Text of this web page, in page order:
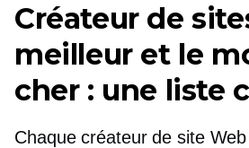
Créateur de
meilleur et le
cher : une liste
Chaque créateur de site